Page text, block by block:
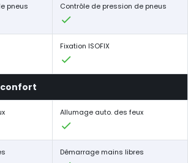
pneus Contrôle de pression de pneus
Fixation ISOFIX
confort
Allumage auto. des feux
Démarrage mains libres